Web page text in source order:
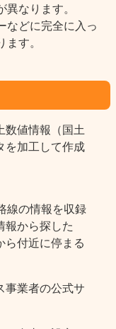
なります。
などに完全に入っ
す。
数値情報（国土
を加工して作成
線の情報を収録
報から探した
ら付近に停まる
事業者の公式サ